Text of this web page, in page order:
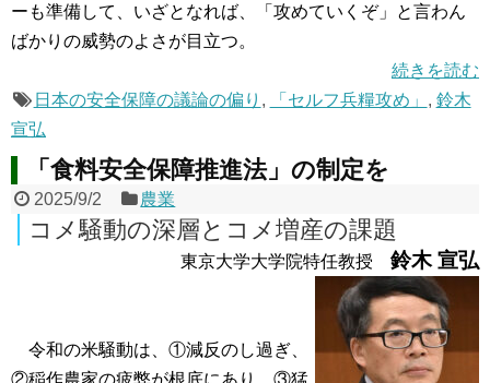
ーも準備して、いざとなれば、「攻めていくぞ」と言わん
ばかりの威勢のよさが目立つ。
続きを読む
日本の安全保障の議論の偏り , 「セルフ兵糧攻め」 , 鈴木
宣弘
「食料安全保障推進法」の制定を
2025/9/2 農業
コメ騒動の深層とコメ増産の課題
東京大学大学院特任教授 鈴木 宣弘
令和の米騒動は、①減反のし過ぎ、
②稲作農家の疲弊が根底にあり、③猛